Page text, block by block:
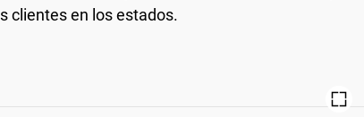
clientes en los estados.